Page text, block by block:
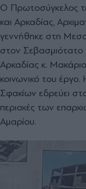
Ο Πρωτοσύγκελος
και Αρκαδίας,
γεννήθηκε στη
στον Σεβασμιότατο
Αρκαδίας κ.
κοινωνικό του
Σφακίων εδρεύει
περιοχές των
Αμαρίου.